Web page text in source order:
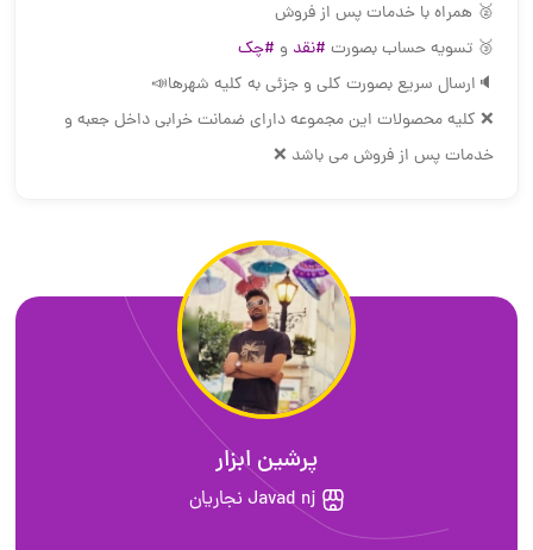
🥈 همراه با خدمات پس از فروش
🥉 تسویه حساب بصورت #نقد و #چک
🔈ارسال سریع بصورت کلی و جزئی به کلیه شهرها📣
❌ کلیه محصولات این مجموعه دارای ضمانت خرابی داخل جعبه و
خدمات پس از فروش می باشد ❌
پرشین ابزار
Javad nj نجاریان